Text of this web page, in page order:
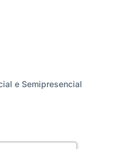
e Semipresencial